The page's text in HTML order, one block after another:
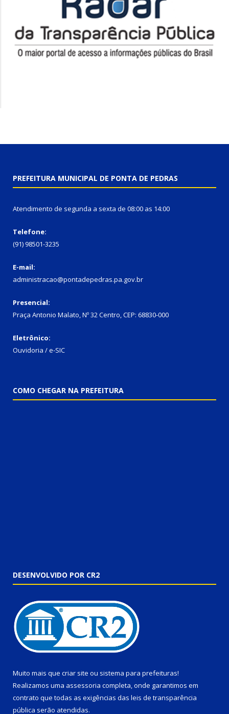
PREFEITURA MUNICIPAL DE PONTA DE PEDRAS
Atendimento de segunda a sexta de 08:00 as 14:00
Telefone:
(91) 98501-3235
E-mail:
administracao@pontadepedras.pa.gov.br
Presencial:
Praça Antonio Malato, Nº 32 Centro, CEP: 68830-000
Eletrônico:
Ouvidoria / e-SIC
COMO CHEGAR NA PREFEITURA
DESENVOLVIDO POR CR2
Muito mais que criar site ou sistema para prefeituras!
Realizamos uma assessoria completa, onde garantimos em
contrato que todas as exigências das leis de transparência
pública serão atendidas.